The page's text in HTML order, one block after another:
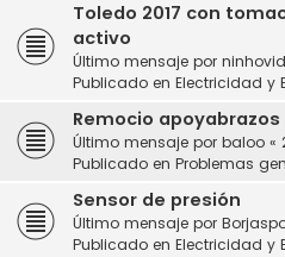
Toledo 2017 con
activo
Último mensaje por ninhovid
Publicado en Electricidad y
Remocio apoyabrazos
Último mensaje por baloo «
Publicado en Problemas
Sensor de presión
Último mensaje por
Publicado en Electricidad y